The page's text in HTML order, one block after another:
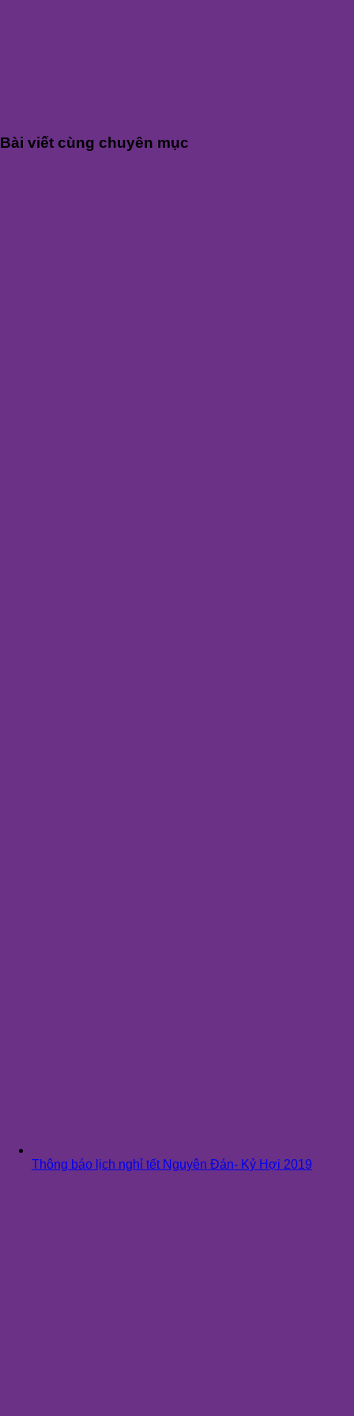
Bài viết cùng chuyên mục
Thông báo lịch nghỉ tết Nguyên Đán- Kỷ Hợi 2019